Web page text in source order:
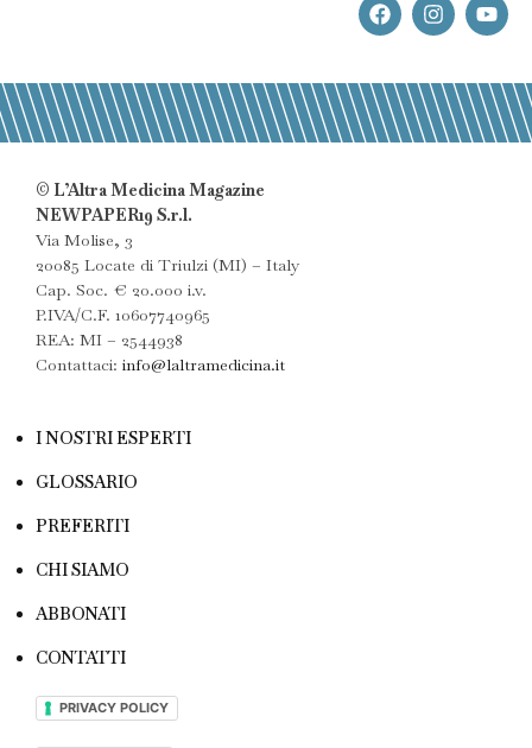
© L’Altra Medicina Magazine
NEWPAPER19 S.r.l.
Via Molise, 3
20085 Locate di Triulzi (MI) – Italy
Cap. Soc. € 20.000 i.v.
P.IVA/C.F. 10607740965
REA: MI – 2544938
Contattaci: info@laltramedicina.it
I NOSTRI ESPERTI
GLOSSARIO
PREFERITI
CHI SIAMO
ABBONATI
CONTATTI
PRIVACY POLICY